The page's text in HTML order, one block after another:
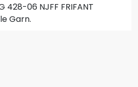
06 NJFF FRIFANT
Garn.